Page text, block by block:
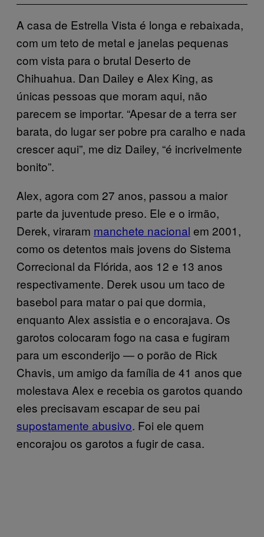
A casa de Estrella Vista é longa e rebaixada,
com um teto de metal e janelas pequenas
com vista para o brutal Deserto de
Chihuahua. Dan Dailey e Alex King, as
únicas pessoas que moram aqui, não
parecem se importar. “Apesar de a terra ser
barata, do lugar ser pobre pra caralho e nada
crescer aqui”, me diz Dailey, “é incrivelmente
bonito”.
Alex, agora com 27 anos, passou a maior
parte da juventude preso. Ele e o irmão,
Derek, viraram manchete nacional em 2001,
como os detentos mais jovens do Sistema
Correcional da Flórida, aos 12 e 13 anos
respectivamente. Derek usou um taco de
basebol para matar o pai que dormia,
enquanto Alex assistia e o encorajava. Os
garotos colocaram fogo na casa e fugiram
para um esconderijo — o porão de Rick
Chavis, um amigo da família de 41 anos que
molestava Alex e recebia os garotos quando
eles precisavam escapar de seu pai
supostamente abusivo. Foi ele quem
encorajou os garotos a fugir de casa.